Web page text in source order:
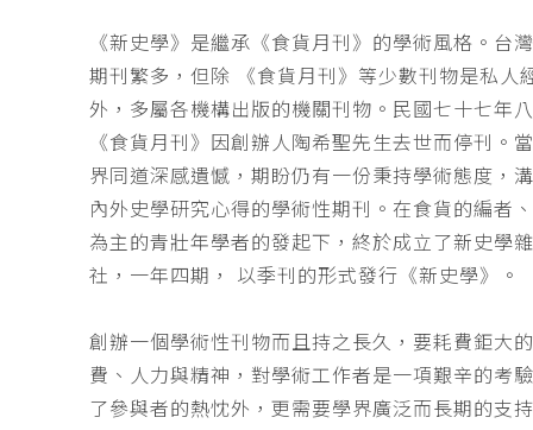
《新史學》是繼承《食貨月刊》的學術風格。台
期刊繁多，但除 《食貨月刊》等少數刊物是私人
外，多屬各機構出版的機關刊物。民國七十七年
《食貨月刊》因創辦人陶希聖先生去世而停刊。
界同道深感遺憾，期盼仍有一份秉持學術態度，
內外史學研究心得的學術性期刊。在食貨的編者
為主的青壯年學者的發起下，終於成立了新史學
社，一年四期， 以季刊的形式發行《新史學》。
創辦一個學術性刊物而且持之長久，要耗費鉅大
費、人力與精神，對學術工作者是一項艱辛的考
了參與者的熱忱外，更需要學界廣泛而長期的支